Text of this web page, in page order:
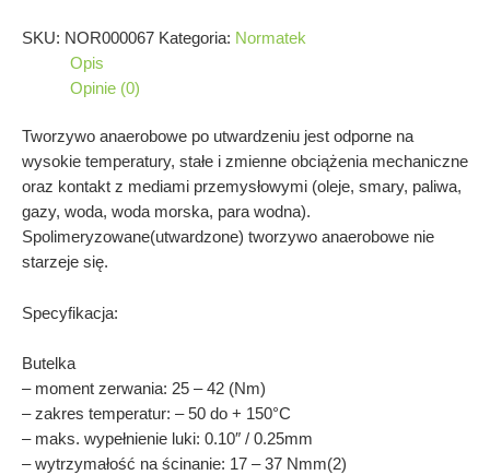
SKU: NOR000067 Kategoria: Normatek
Opis
Opinie (0)
Tworzywo anaerobowe po utwardzeniu jest odporne na
wysokie temperatury, stałe i zmienne obciążenia mechaniczne
oraz kontakt z mediami przemysłowymi (oleje, smary, paliwa,
gazy, woda, woda morska, para wodna).
Spolimeryzowane(utwardzone) tworzywo anaerobowe nie
starzeje się.
Specyfikacja:
Butelka
– moment zerwania: 25 – 42 (Nm)
– zakres temperatur: – 50 do + 150°C
– maks. wypełnienie luki: 0.10″ / 0.25mm
– wytrzymałość na ścinanie: 17 – 37 Nmm(2)